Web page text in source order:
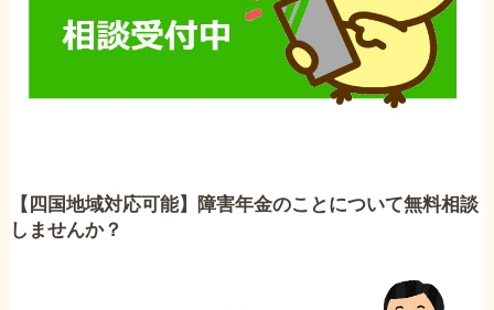
【四国地域対応可能】障害年金のことについて無料相談
しませんか？